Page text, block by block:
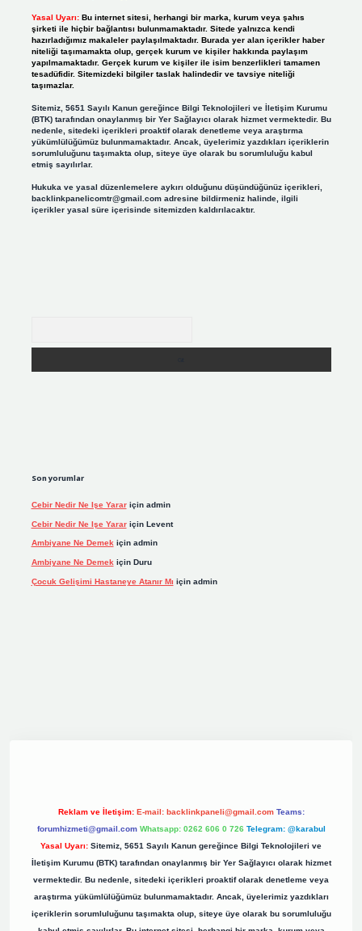
Yasal Uyarı: Bu internet sitesi, herhangi bir marka, kurum veya şahıs
şirketi ile hiçbir bağlantısı bulunmamaktadır. Sitede yalnızca kendi
hazırladığımız makaleler paylaşılmaktadır. Burada yer alan içerikler haber
niteliği taşımamakta olup, gerçek kurum ve kişiler hakkında paylaşım
yapılmamaktadır. Gerçek kurum ve kişiler ile isim benzerlikleri tamamen
tesadüfidir. Sitemizdeki bilgiler taslak halindedir ve tavsiye niteliği
taşımazlar.
Sitemiz, 5651 Sayılı Kanun gereğince Bilgi Teknolojileri ve İletişim Kurumu
(BTK) tarafından onaylanmış bir Yer Sağlayıcı olarak hizmet vermektedir. Bu
nedenle, sitedeki içerikleri proaktif olarak denetleme veya araştırma
yükümlülüğümüz bulunmamaktadır. Ancak, üyelerimiz yazdıkları içeriklerin
sorumluluğunu taşımakta olup, siteye üye olarak bu sorumluluğu kabul
etmiş sayılırlar.
Hukuka ve yasal düzenlemelere aykırı olduğunu düşündüğünüz içerikleri,
backlinkpanelicomtr@gmail.comadresine bildirmeniz halinde, ilgili
içerikler yasal süre içerisinde sitemizden kaldırılacaktır.
Son yorumlar
Cebir Nedir Ne Işe Yarariçin admin
Cebir Nedir Ne Işe Yarariçin Levent
Ambiyane Ne Demekiçin admin
Ambiyane Ne Demek için Duru
Çocuk Gelişimi Hastaneye Atanır Mı için admin
Reklam ve İletişim: E-mail: backlinkpaneli@gmail.com Teams:
forumhizmeti@gmail.com Whatsapp: 0262 606 0 726 Telegram: @karabul
Yasal Uyarı: Sitemiz, 5651 Sayılı Kanun gereğince Bilgi Teknolojileri ve
İletişim Kurumu (BTK) tarafından onaylanmış bir Yer Sağlayıcı olarak hizmet
vermektedir. Bu nedenle, sitedeki içerikleri proaktif olarak denetleme veya
araştırma yükümlülüğümüz bulunmamaktadır. Ancak, üyelerimiz yazdıkları
içeriklerin sorumluluğunu taşımakta olup, siteye üye olarak bu sorumluluğu